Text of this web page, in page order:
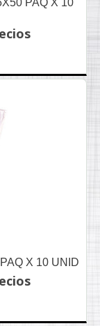
PAQ X 10
X 10 UNID